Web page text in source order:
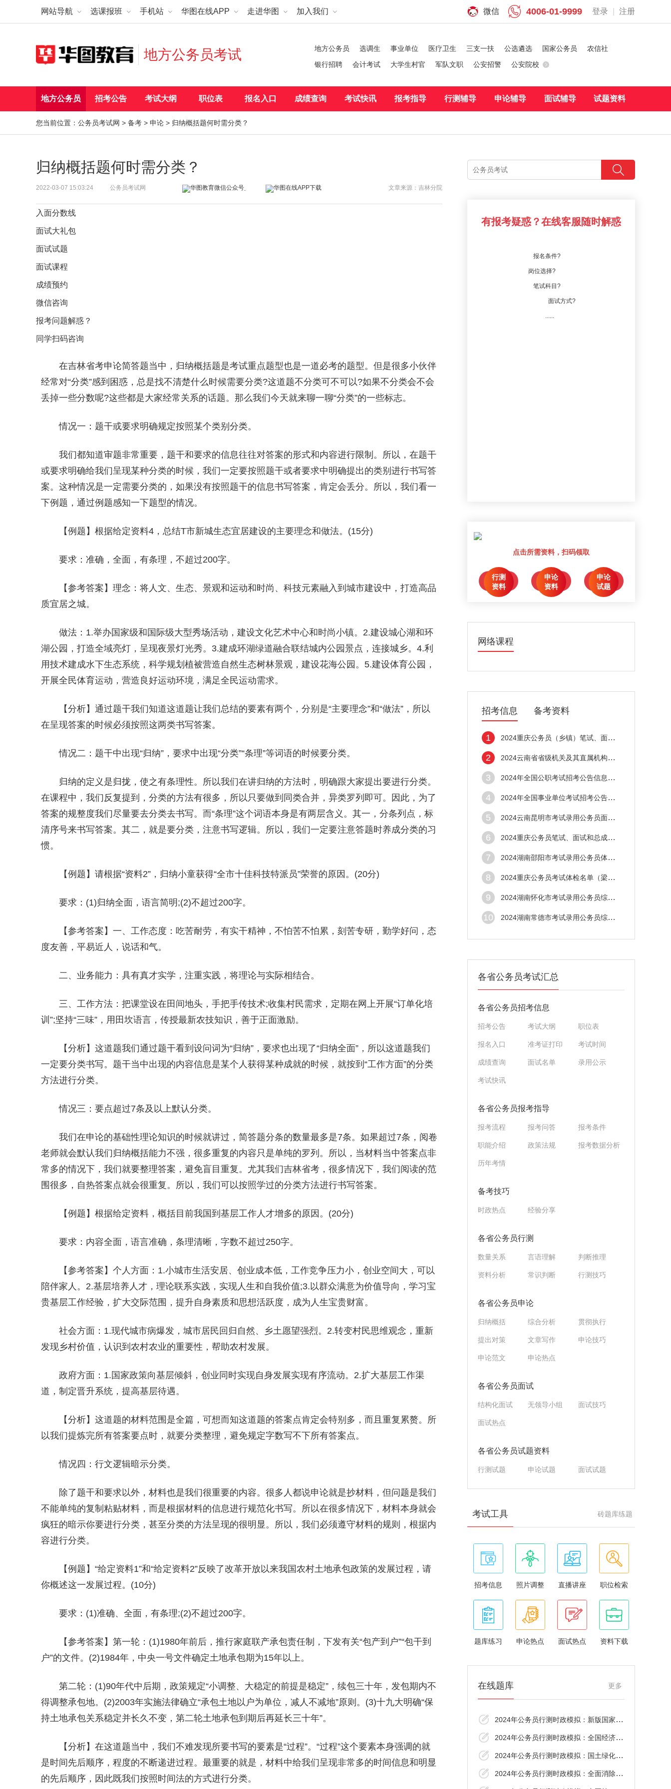
网站导航 选课报班 手机站 华图在线APP 走进华图 加入我们 登录 注册
4006-01-9999
微信
地方公务员考试 地方公务员 选调生 事业单位 医疗卫生 三支一扶 公选遴选 国家公务员
农信社
银行招聘
会计考试 大学生村官 军队文职 公安招警 公安院校
地方公务员 招考公告 考试大纲 职位表 报名入口 成绩查询 考试快讯 报考指导 行测辅导 申论辅导 面试辅导 试题资料
您当前位置： 公务员考试网 > 备考 > 申论 > 归纳概括题何时需分类？
归纳概括题何时需分类？
2022-03-07 15:03:24 公务员考试网 文章来源：吉林分院
入面分数线
面试大礼包
面试试题
面试课程
成绩预约
微信咨询
报考问题解惑？
同学扫码咨询
在吉林省考申论简答题当中，归纳概括题是考试重点题型也是一道必考的题型。但是很多小伙伴
经常对“分类”感到困惑，总是找不清楚什么时候需要分类?这道题不分类可不可以?如果不分类会不会
丢掉一些分数呢?这些都是大家经常关系的话题。那么我们今天就来聊一聊“分类”的一些标志。
情况一：题干或要求明确规定按照某个类别分类。
我们都知道审题非常重要，题干和要求的信息往往对答案的形式和内容进行限制。所以，在题干
或要求明确给我们呈现某种分类的时候，我们一定要按照题干或者要求中明确提出的类别进行书写答
案。这种情况是一定需要分类的，如果没有按照题干的信息书写答案，肯定会丢分。所以，我们看一
下例题，通过例题感知一下题型的情况。
【例题】根据给定资料4，总结T市新城生态宜居建设的主要理念和做法。(15分)
要求：准确，全面，有条理，不超过200字。
【参考答案】理念：将人文、生态、景观和运动和时尚、科技元素融入到城市建设中，打造高品
质宜居之城。
做法：1.举办国家级和国际级大型秀场活动，建设文化艺术中心和时尚小镇。2.建设城心湖和环
湖公园，打造全域亮灯，呈现夜景灯光秀。3.建成环湖绿道融合联结城内公园景点，连接城乡。4.利
用技术建成水下生态系统，科学规划植被营造自然生态树林景观，建设花海公园。5.建设体育公园，
开展全民体育运动，营造良好运动环境，满足全民运动需求。
【分析】通过题干我们知道这道题让我们总结的要素有两个，分别是“主要理念”和“做法”，所以
在呈现答案的时候必须按照这两类书写答案。
情况二：题干中出现“归纳”，要求中出现“分类”“条理”等词语的时候要分类。
归纳的定义是归拢，使之有条理性。所以我们在讲归纳的方法时，明确跟大家提出要进行分类。
在课程中，我们反复提到，分类的方法有很多，所以只要做到同类合并，异类罗列即可。因此，为了
答案的规整度我们尽量要去分类去书写。而“条理”这个词语本身是有两层含义。其一，分条列点，标
清序号来书写答案。其二，就是要分类，注意书写逻辑。所以，我们一定要注意答题时养成分类的习
惯。
【例题】请根据“资料2”，归纳小童获得“全市十佳科技特派员”荣誉的原因。(20分)
要求：(1)归纳全面，语言简明;(2)不超过200字。
【参考答案】一、工作态度：吃苦耐劳，有实干精神，不怕苦不怕累，刻苦专研，勤学好问，态
度友善，平易近人，说话和气。
二、业务能力：具有真才实学，注重实践，将理论与实际相结合。
三、工作方法：把课堂设在田间地头，手把手传技术;收集村民需求，定期在网上开展“订单化培
训”;坚持“三味”，用田坎语言，传授最新农技知识，善于正面激励。
【分析】这道题我们通过题干看到设问词为“归纳”，要求也出现了“归纳全面”，所以这道题我们
一定要分类书写。题干当中出现的内容信息是某个人获得某种成就的时候，就按到“工作方面”的分类
方法进行分类。
情况三：要点超过7条及以上默认分类。
我们在申论的基础性理论知识的时候就讲过，简答题分条的数量最多是7条。如果超过7条，阅卷
老师就会默认我们归纳概括能力不强，很多重复的内容只是单纯的罗列。所以，当材料当中答案点非
常多的情况下，我们就要整理答案，避免盲目重复。尤其我们吉林省考，很多情况下，我们阅读的范
围很多，自热答案点就会很重复。所以，我们可以按照学过的分类方法进行书写答案。
【例题】根据给定资料，概括目前我国到基层工作人才增多的原因。(20分)
要求：内容全面，语言准确，条理清晰，字数不超过250字。
【参考答案】个人方面：1.小城市生活安居、创业成本低，工作竞争压力小，创业空间大，可以
陪伴家人。2.基层培养人才，理论联系实践，实现人生和自我价值;3.以群众满意为价值导向，学习宝
贵基层工作经验，扩大交际范围，提升自身素质和思想活跃度，成为人生宝贵财富。
社会方面：1.现代城市病爆发，城市居民回归自然、乡土愿望强烈。2.转变村民思维观念，重新
发现乡村价值，认识到农村农业的重要性，帮助农村发展。
政府方面：1.国家政策向基层倾斜，创业同时实现自身发展实现有序流动。2.扩大基层工作渠
道，制定晋升系统，提高基层待遇。
【分析】这道题的材料范围是全篇，可想而知这道题的答案点肯定会特别多，而且重复累赘。所
以我们提炼完所有答案要点时，就要分类整理，避免规定字数写不下所有答案点。
情况四：行文逻辑暗示分类。
除了题干和要求以外，材料也是我们很重要的内容。很多人都说申论就是抄材料，但问题是我们
不能单纯的复制粘贴材料，而是根据材料的信息进行规范化书写。所以在很多情况下，材料本身就会
疯狂的暗示你要进行分类，甚至分类的方法呈现的很明显。所以，我们必须遵守材料的规则，根据内
容进行分类。
【例题】“给定资料1”和“给定资料2”反映了改革开放以来我国农村土地承包政策的发展过程，请
你概述这一发展过程。(10分)
要求：(1)准确、全面，有条理;(2)不超过200字。
【参考答案】第一轮：(1)1980年前后，推行家庭联产承包责任制，下发有关“包产到户”“包干到
户”的文件。(2)1984年，中央一号文件确定土地承包期为15年以上。
第二轮：(1)90年代中后期，政策规定“小调整、大稳定的前提是稳定”，续包三十年，发包期内不
得调整承包地。(2)2003年实施法律确立“承包土地以户为单位，减人不减地”原则。(3)十九大明确“保
持土地承包关系稳定并长久不变，第二轮土地承包到期后再延长三十年”。
【分析】在这道题当中，我们不难发现所要书写的要素是“过程”。“过程”这个要素本身强调的就
是时间先后顺序，程度的不断递进过程。最重要的就是，材料中给我们呈现非常多的时间信息和明显
的先后顺序，因此既我们按照时间法的方式进行分类。
有报考疑惑？在线客服随时解惑
报名条件?
岗位选择?
笔试科目?
面试方式?
......
点击所需资料，扫码领取
行测
资料
点击领取
申论
资料
点击领取
申论
试题
点击领取
网络课程
招考信息 备考资料
1 2024重庆公务员（乡镇）笔试、面试、总成绩
2 2024云南省省级机关及其直属机构考试录用公
3 2024年全国公职考试招考公告信息汇总（4月3
4 2024年全国事业单位考试招考公告信息汇总（
5 2024云南昆明市考试录用公务员面试及综合成
6 2024重庆公务员笔试、面试和总成绩公示（大
7 2024湖南邵阳市考试录用公务员体检公告
8 2024重庆公务员考试体检名单（梁平区）
9 2024湖南怀化市考试录用公务员综合成绩及入
10 2024湖南常德市考试录用公务员综合成绩及排
各省公务员考试汇总
各省公务员招考信息
招考公告 考试大纲 职位表
报名入口 准考证打印 考试时间
成绩查询 面试名单 录用公示
考试快讯
各省公务员报考指导
报考流程 报考问答 报考条件
职能介绍 政策法规 报考数据分析
历年考情
备考技巧
时政热点 经验分享
各省公务员行测
数量关系 言语理解 判断推理
资料分析 常识判断 行测技巧
各省公务员申论
归纳概括 综合分析 贯彻执行
提出对策 文章写作 申论技巧
申论范文 申论热点
各省公务员面试
结构化面试 无领导小组 面试技巧
面试热点
各省公务员试题资料
行测试题 申论试题 面试试题
砖题库练题
考试工具
招考信息 照片调整 直播讲座 职位检索
题库练习 申论热点 面试热点 资料下载
更多
在线题库
2024年公务员行测时政模拟：新版国家医保药
2024年公务员行测时政模拟：全国经济普查
2024年公务员行测时政模拟：国土绿化行动
2024年公务员行测时政模拟：全面消除麻风危